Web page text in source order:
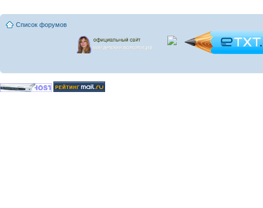
Список форумов